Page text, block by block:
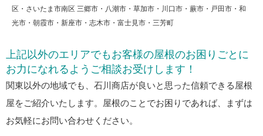
区・さいたま市南区 三郷市・八潮市・草加市・川口市・蕨市・戸田市・和
光市・朝霞市・新座市・志木市・富士見市・三芳町
上記以外のエリアでもお客様の屋根のお困りごとに
お力になれるようご相談お受けします！
関東以外の地域でも、石川商店が良いと思った信頼できる屋根
屋をご紹介いたします。屋根のことでお困りであれば、まずは
お気軽にお問い合わせください。